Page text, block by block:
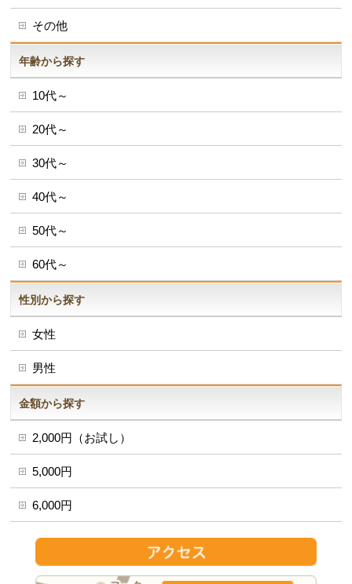
その他
年齢から探す
10代～
20代～
30代～
40代～
50代～
60代～
性別から探す
女性
男性
金額から探す
2,000円（お試し）
5,000円
6,000円